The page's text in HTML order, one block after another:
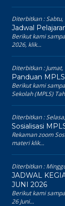
Diterbitkan :Sabtu,
Jadwal
Berikut kami
2026, klik...
Diterbitkan :
Panduan
Berikut kami
Sekolah (MPLS)
Diterbitkan :
Sosialisasi
Rekaman zoom
materi klik...
Diterbitkan :
JADWAL
JUNI 2026
Berikut kami
26 Juni...